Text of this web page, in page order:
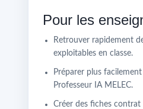
Pour les
Retrouver rapidement
exploitables en classe.
Préparer plus
Professeur IA MELEC.
Créer des fiches